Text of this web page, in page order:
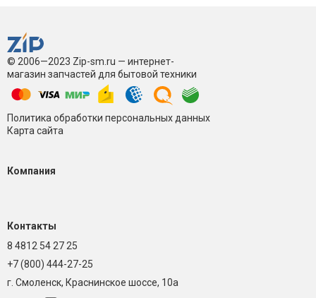
© 2006—2023 Zip-sm.ru — интернет-
магазин запчастей для бытовой техники
Политика обработки персональных данных
Карта сайта
Компания
Контакты
8 4812 54 27 25
+7 (800) 444-27-25
г. Смоленск, Краснинское шоссе, 10а